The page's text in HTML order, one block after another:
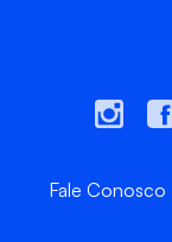
Fale Conosco